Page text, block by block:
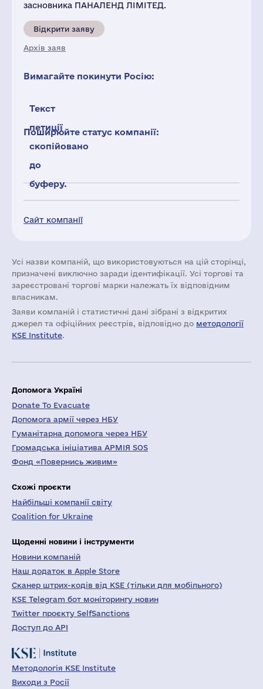
Сайт компанії
засновника ПАНАЛЕНД ЛІМІТЕД.
Відкрити заяву
Архів заяв
Вимагайте покинути Росію:
Текст
петиції
скопійовано
до
буферу.
Поширюйте статус компанії:
Усі назви компаній, що використовуються на цій сторінці,
призначені виключно заради ідентифікації. Усі торгові та
зареєстровані торгові марки належать їх відповідним
власникам.
Заяви компаній i статистичні дані зібрані з відкритих
джерел та офіційних реєстрів, відповідно до методології
KSE Institute.
Допомога Україні
Donate To Evacuate
Допомога армії через НБУ
Гуманітарна допомога через НБУ
Громадська ініціатива АРМІЯ SOS
Фонд «Повернись живим»
Схожі проєкти
Найбільші компанії світу
Coalition for Ukraine
Щоденні новини і інструменти
Новини компаній
Наш додаток в Apple Store
Сканер штрих-кодів від KSE (тільки для мобільного)
KSE Telegram бот моніторингу новин
Twitter проєкту SelfSanctions
Доступ до API
Методологія KSE Institute
Виходи з Росії